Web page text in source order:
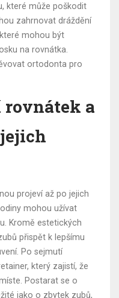
které může poškodit
zahrnovat dráždění
mohou být
na rovnátka.
ortodonta pro
a
projeví až po jejich
mohou užívat
Kromě estetických
přispět k lepšímu
Po sejmutí
který zajistí, že
Postarat se o
jako o zbytek zubů,